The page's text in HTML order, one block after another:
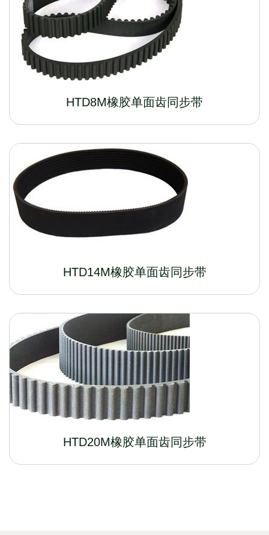
HTD8M橡胶单面齿同步带
HTD14M橡胶单面齿同步带
HTD20M橡胶单面齿同步带